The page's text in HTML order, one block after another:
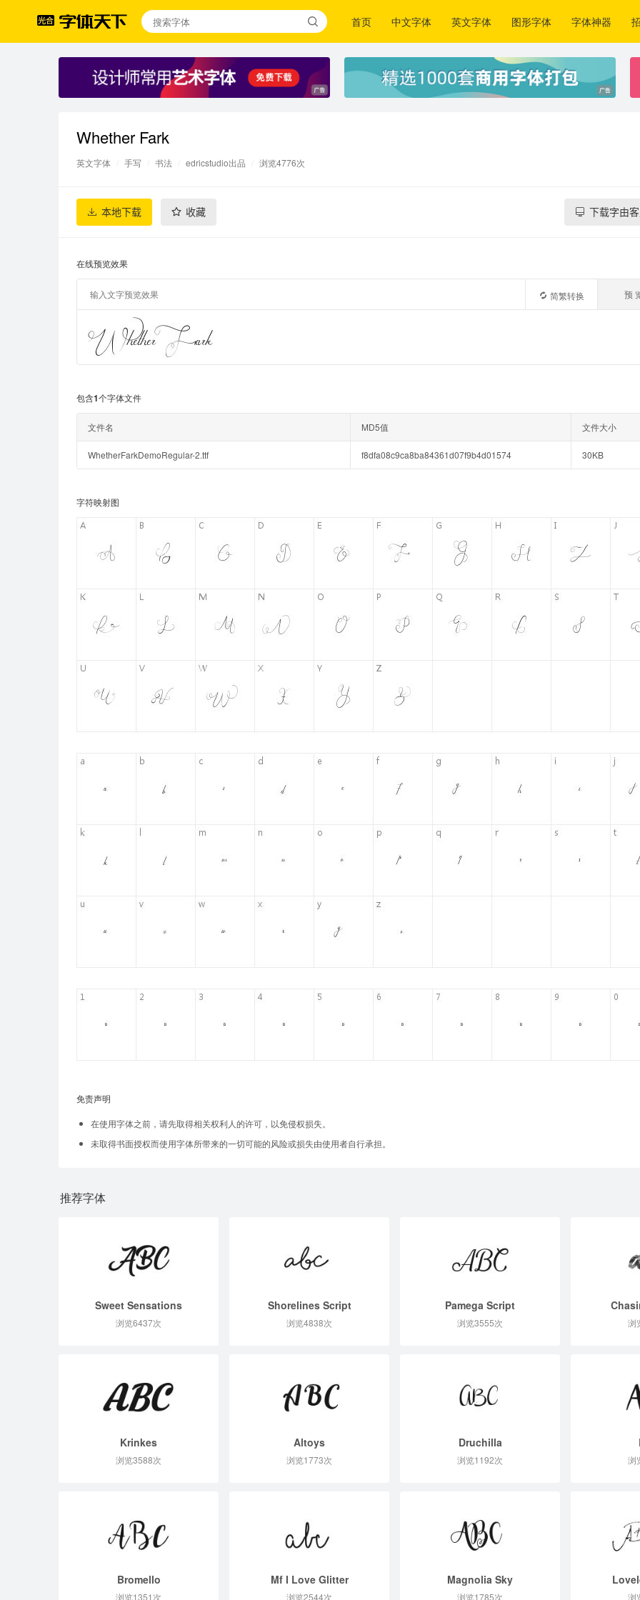
首页 中文字体 英文字体 图形字体 字体神器
Whether Fark
英文字体 手写 书法 edricstudio出品 浏览4776次
本地下载 收藏 下载字由
在线预览效果
预
简繁转换
包含1个字体文件
文件名 MD5值 文件大小
WhetherFarkDemoRegular-2.ttf f8dfa08c9ca8ba84361d07f9b4d01574 30KB
字符映射图
免责声明
在使用字体之前，请先取得相关权利人的许可，以免侵权损失。
未取得书面授权而使用字体所带来的一切可能的风险或损失由使用者自行承担。
推荐字体
Sweet Sensations
浏览6437次
Shorelines Script
浏览4838次
Pamega Script
浏览3555次 浏
Krinkes
浏览3588次
Altoys
浏览1773次
Druchilla
浏览1192次 浏
Bromello
浏览1351次
Mf I Love Glitter
浏览2544次
Magnolia Sky
浏览1785次 浏